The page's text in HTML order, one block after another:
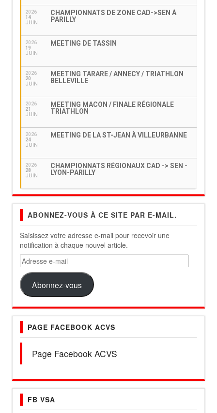
2026
14
JUIN
CHAMPIONNATS DE ZONE CAD->SEN À
PARILLY
2026
19
JUIN
MEETING DE TASSIN
2026
20
JUIN
MEETING TARARE / ANNECY / TRIATHLON
BELLEVILLE
2026
21
JUIN
MEETING MACON / FINALE RÉGIONALE
TRIATHLON
2026
24
JUIN
MEETING DE LA ST-JEAN À VILLEURBANNE
2026
28
JUIN
CHAMPIONNATS RÉGIONAUX CAD -> SEN -
LYON-PARILLY
ABONNEZ-VOUS À CE SITE PAR E-MAIL.
Saisissez votre adresse e-mail pour recevoir une
notification à chaque nouvel article.
Adresse
e-
mail
Abonnez-vous
PAGE FACEBOOK ACVS
Page Facebook ACVS
FB VSA